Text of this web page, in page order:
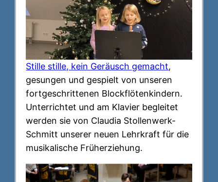
Stille stille, kein Geräusch gemacht,
gesungen und gespielt von unseren
fortgeschrittenen Blockflötenkindern.
Unterrichtet und am Klavier begleitet
werden sie von Claudia Stollenwerk-
Schmitt unserer neuen Lehrkraft für die
musikalische Früherziehung.